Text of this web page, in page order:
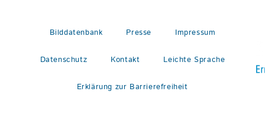
Bilddatenbank Presse Impressum
Datenschutz Kontakt Leichte Sprache
Erklärung zur Barrierefreiheit